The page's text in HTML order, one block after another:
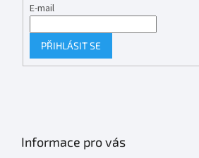
E-mail
PŘIHLÁSIT SE
Informace pro vás